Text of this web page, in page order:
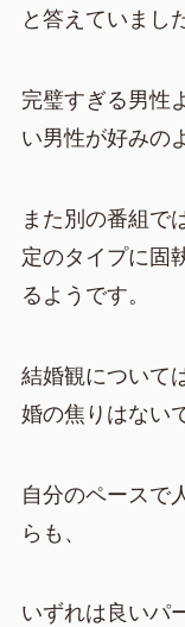
と答えていまし
完璧すぎる男性
い男性が好みの
また別の番組で
定のタイプに固
るようです。
結婚観について
婚の焦りはない
自分のペースで
らも、
いずれは良いパ